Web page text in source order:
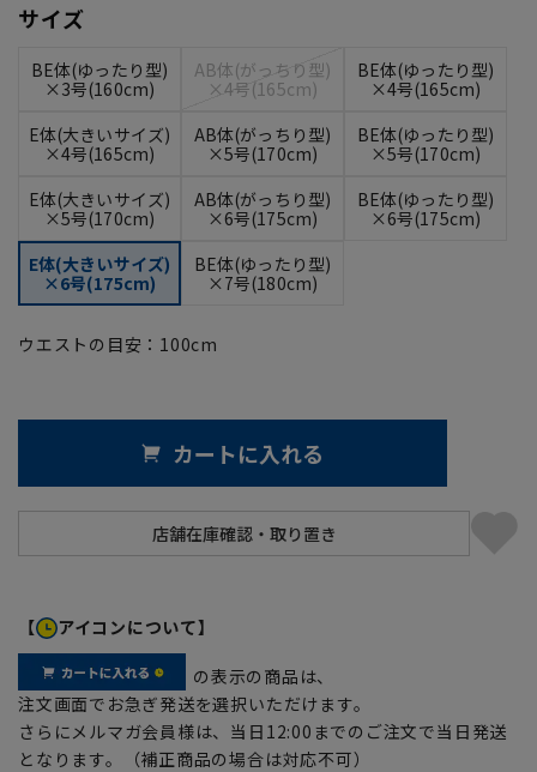
サイズ
BE体(ゆったり型)
×3号(160cm)
AB体(がっちり型)
×4号(165cm)
BE体(ゆったり型)
×4号(165cm)
E体(大きいサイズ)
×4号(165cm)
AB体(がっちり型)
×5号(170cm)
BE体(ゆったり型)
×5号(170cm)
E体(大きいサイズ)
×5号(170cm)
AB体(がっちり型)
×6号(175cm)
BE体(ゆったり型)
×6号(175cm)
E体(大きいサイズ)
×6号(175cm)
BE体(ゆったり型)
×7号(180cm)
ウエストの目安： 100cm
カートに入れる
【 アイコンについて】
の表示の商品は、
注文画面でお急ぎ発送を選択いただけます。
さらにメルマガ会員様は、当日12:00までのご注文で当日発送
となります。（補正商品の場合は対応不可）